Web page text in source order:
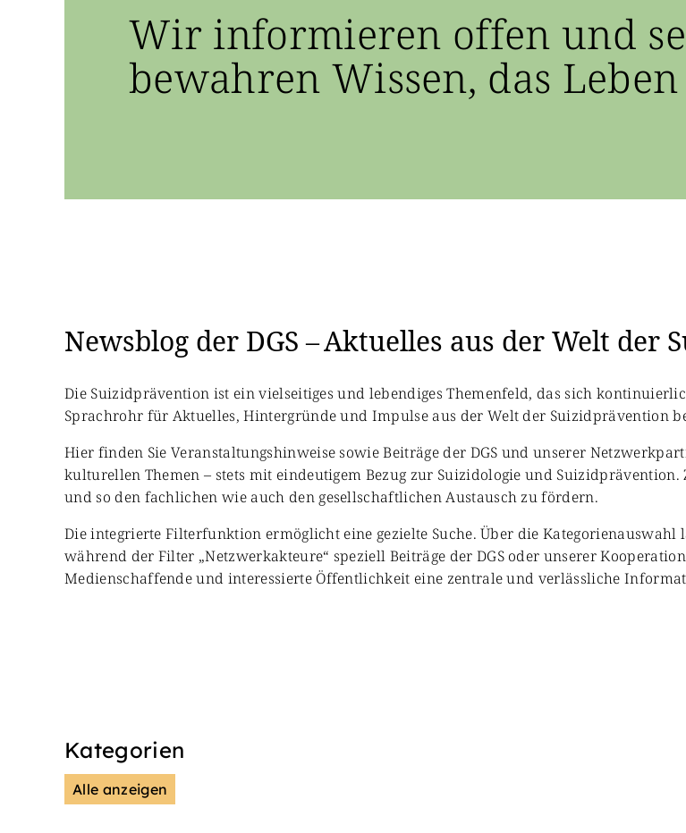
Wir informieren offen und
bewahren Wissen, das
Newsblog der DGS – Aktuelles aus der Welt der
Die Suizidprävention ist ein vielseitiges und lebendiges Themenfeld, das sich
Sprachrohr für Aktuelles, Hintergründe und Impulse aus der Welt der Suizidprävention
Hier finden Sie Veranstaltungshinweise sowie Beiträge der DGS und unserer
kulturellen Themen – stets mit eindeutigem Bezug zur Suizidologie und
und so den fachlichen wie auch den gesellschaftlichen Austausch zu fördern.
Die integrierte Filterfunktion ermöglicht eine gezielte Suche. Über die
während der Filter „Netzwerkakteure“ speziell Beiträge der DGS oder unserer
Medienschaffende und interessierte Öffentlichkeit eine zentrale und verlässliche
Kategorien
Alle anzeigen